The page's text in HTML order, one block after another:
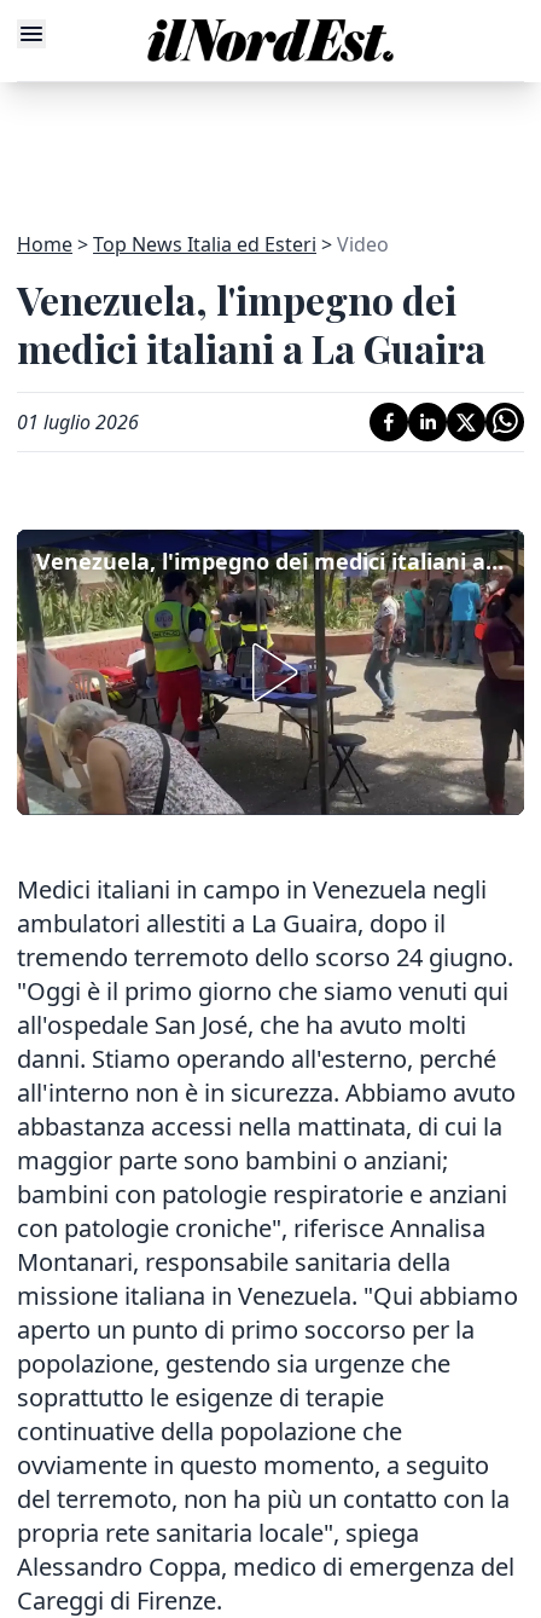
Home Top News Italia ed Esteri Video
Venezuela, l'impegno dei
medici italiani a La Guaira
01 luglio 2026
Venezuela, l'impegno dei medici italiani a La Guaira
Medici italiani in campo in Venezuela negli
ambulatori allestiti a La Guaira, dopo il
tremendo terremoto dello scorso 24 giugno.
"Oggi è il primo giorno che siamo venuti qui
all'ospedale San José, che ha avuto molti
danni. Stiamo operando all'esterno, perché
all'interno non è in sicurezza. Abbiamo avuto
abbastanza accessi nella mattinata, di cui la
maggior parte sono bambini o anziani;
bambini con patologie respiratorie e anziani
con patologie croniche", riferisce Annalisa
Montanari, responsabile sanitaria della
missione italiana in Venezuela. "Qui abbiamo
aperto un punto di primo soccorso per la
popolazione, gestendo sia urgenze che
soprattutto le esigenze di terapie
continuative della popolazione che
ovviamente in questo momento, a seguito
del terremoto, non ha più un contatto con la
propria rete sanitaria locale", spiega
Alessandro Coppa, medico di emergenza del
Careggi di Firenze.